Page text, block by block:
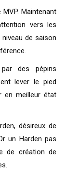
Maintenant
vers les
de saison
des pépins
lever le pied
en meilleur état
désireux de
un Harden pas
de création de